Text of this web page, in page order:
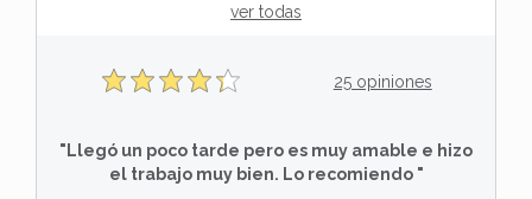
ver todas
25 opiniones
"Llegó un poco tarde pero es muy amable e hizo
el trabajo muy bien. Lo recomiendo "